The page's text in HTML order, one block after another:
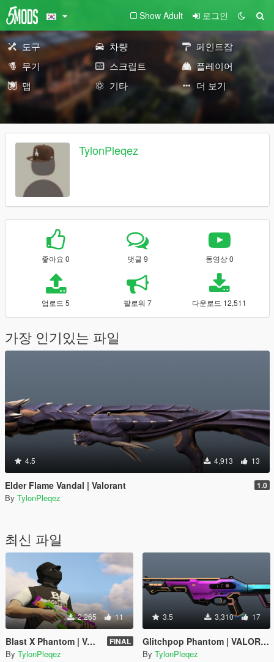
Show Adult 로그인
도구 차량
페인트잡
무기
스크립트
플레이어
맵
기타 더 보기
TylonPleqez
좋아요 0 댓글 9 동영상 0
업로드 5 팔로워 7 다운로드 12,511
가장 인기있는 파일
4.5 4,913 13
Elder Flame Vandal | Valorant 1.0
By TylonPleqez
최신 파일
2,265 11
Blast X Phantom | VALORANT FINAL
By TylonPleqez
3.5 3,310 17
Glitchpop Phantom | VALORANT
By TylonPleqez